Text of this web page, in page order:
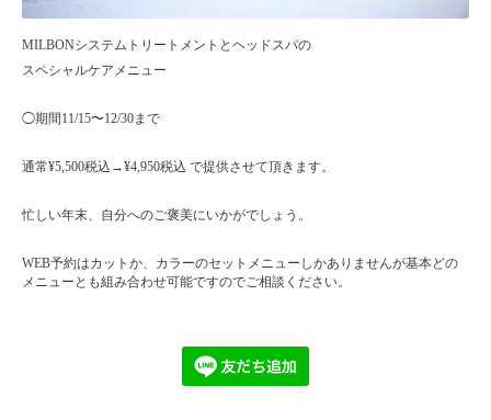
MILBONシステムトリートメントとヘッドスパの
スペシャルケアメニュー
◯期間11/15〜12/30まで
通常¥5,500税込→¥4,950税込 で提供させて頂きます。
忙しい年末、自分へのご褒美にいかがでしょう。
WEB予約はカットか、カラーのセットメニューしかありませんが基本どの
メニューとも組み合わせ可能ですのでご相談ください。